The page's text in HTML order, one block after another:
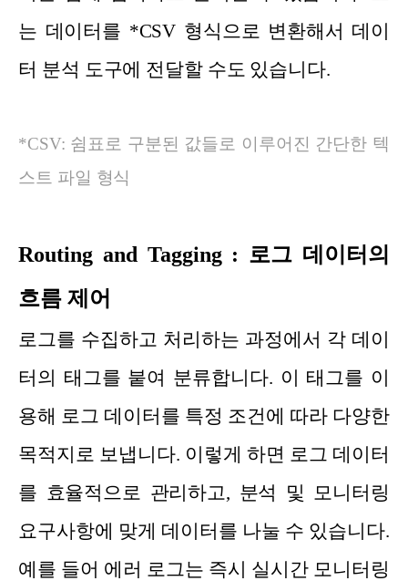
는 데이터를 *CSV 형식으로 변환해서 데이
터 분석 도구에 전달할 수도 있습니다.
*CSV: 쉼표로 구분된 값들로 이루어진 간단한 텍
스트 파일 형식
Routing and Tagging : 로그 데이터의
흐름 제어
로그를 수집하고 처리하는 과정에서 각 데이
터의 태그를 붙여 분류합니다. 이 태그를 이
용해 로그 데이터를 특정 조건에 따라 다양한
목적지로 보냅니다. 이렇게 하면 로그 데이터
를 효율적으로 관리하고, 분석 및 모니터링
요구사항에 맞게 데이터를 나눌 수 있습니다.
예를 들어 에러 로그는 즉시 실시간 모니터링